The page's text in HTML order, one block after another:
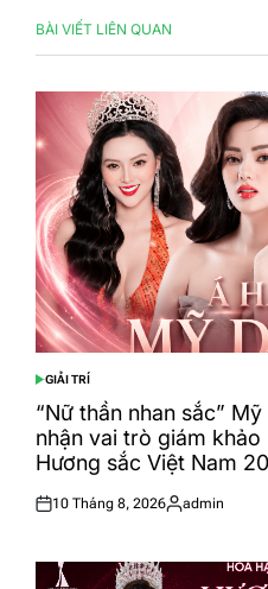
BÀI VIẾT LIÊN QUAN
POSTED
IN
GIẢI TRÍ
“Nữ thần nhan sắc”
nhận vai trò giám khảo
Hương sắc Việt Nam
Posted
10 Tháng 8, 2026
Posted
admin